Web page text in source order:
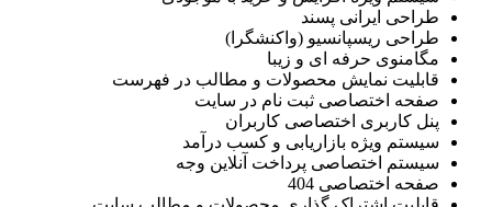
طراحی ایرانی پسند
طراحی ریسپانسیو (واکنشگرا)
مگامنوی حرفه ای و زیبا
قابلیت نمایش محصولات و مطالب در فهرست
صفحه اختصاصی ثبت نام در سایت
پنل کاربری اختصاصی کاربران
سیستم ویژه بازاریابی و کسب درآمد
سیستم اختصاصی پرداخت آنلاین وجه
صفحه اختصاصی 404